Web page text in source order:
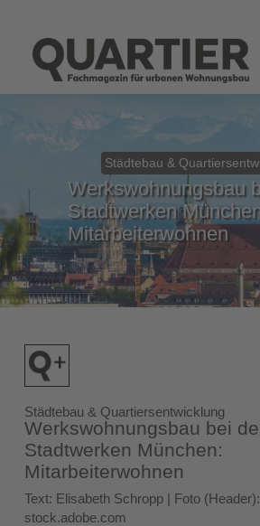
Städtebau &
Werkswohnungsbau
Stadtwerken
Mitarbeiterwohnen
Städtebau & Quartiersentwicklung
Werkswohnungsbau bei
Stadtwerken München:
Mitarbeiterwohnen
Text: Elisabeth Schropp | Foto
stock.adobe.com